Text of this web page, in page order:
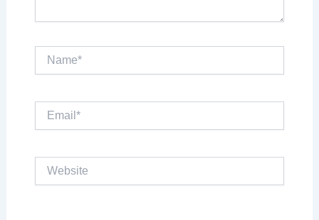
Name*
Email*
Website